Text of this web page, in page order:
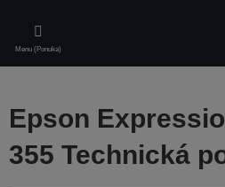
main
content
Menu (Ponuka)
Epson
355 Technická